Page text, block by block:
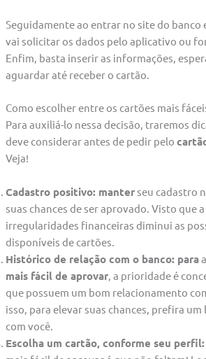
Seguidamente ao entrar no site do banco
vai solicitar os dados pelo aplicativo ou
Enfim, basta inserir as informações,
aguardar até receber o cartão.
Como escolher entre os cartões mais
Para auxiliá-lo nessa decisão, traremos
deve considerar antes de pedir pelo
Veja!
Cadastro positivo: manterseu cadastro
suas chances de ser aprovado. Visto que
irregularidades financeiras diminui as
disponíveis de cartões.
Histórico de relação com o banco: para
mais fácil de aprovar, a prioridade é
que possuem um bom relacionamento
isso, para elevar suas chances, prefira
com você.
Escolha um cartão, conforme seu